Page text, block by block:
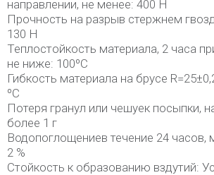
направлении, не менее: 400 Н
Прочность на разрыв стержнем
130 Н
Теплостойкость материала, 2 часа
не ниже: 100ºС
Гибкость материала на брусе
ºС
Потеря гранул или чешуек посыпки,
более 1 г
Водопоглощениев течение 24 часов,
2 %
Стойкость к образованию вздутий: